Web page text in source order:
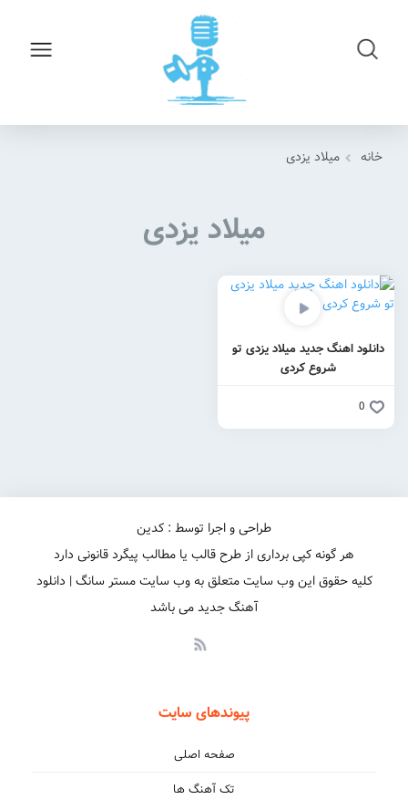
خانه میلاد یزدی
میلاد یزدی
دانلود اهنگ جدید میلاد یزدی تو
شروع کردی
0
طراحی و اجرا توسط : کدین
هر گونه کپی برداری از طرح قالب یا مطالب پیگرد قانونی دارد
کلیه حقوق این وب سایت متعلق به وب سایت مستر سانگ | دانلود
آهنگ جدید می باشد
پیوندهای سایت
صفحه اصلی
تک آهنگ ها